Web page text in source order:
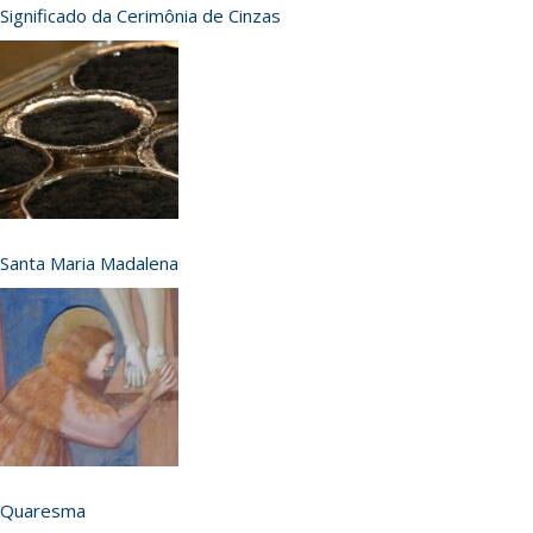
Significado da Cerimônia de Cinzas
Santa Maria Madalena
Quaresma